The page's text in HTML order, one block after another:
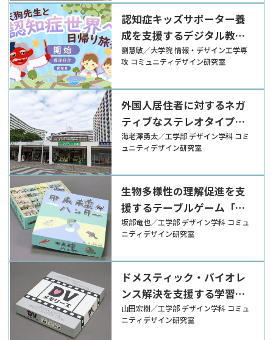
認知症キッズサポーター養
成を支援するデジタル教育
絵本
劉慧敏／大学院 情報・デザイン工学専
攻 コミュニティデザイン研究室
外国人居住者に対するネガ
ティブなステレオタイプの
解消に寄与する交流イベン
ト「団地トーク」
海老澤勇太／工学部 デザイン学科 コミ
ュニティデザイン研究室
生物多様性の理解促進を支
援するテーブルゲーム「外
来種ハンター」
坂部竜也／工学部 デザイン学科 コミュ
ニティデザイン研究室
ドメスティック・バイオレ
ンス解決を支援する学習ツ
ール「DVメモリーズ」
山田宏樹／工学部 デザイン学科 コミュ
ニティデザイン研究室